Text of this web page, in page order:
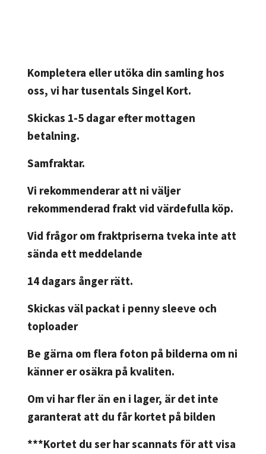
Kompletera eller utöka din samling hos
oss, vi har tusentals Singel Kort.
Skickas 1-5 dagar efter mottagen
betalning.
Samfraktar.
Vi rekommenderar att ni väljer
rekommenderad frakt vid värdefulla köp.
Vid frågor om fraktpriserna tveka inte att
sända ett meddelande
14 dagars ånger rätt.
Skickas väl packat i penny sleeve och
toploader
Be gärna om flera foton på bilderna om ni
känner er osäkra på kvaliten.
Om vi har fler än en i lager, är det inte
garanterat att du får kortet på bilden
***Kortet du ser har scannats för att visa